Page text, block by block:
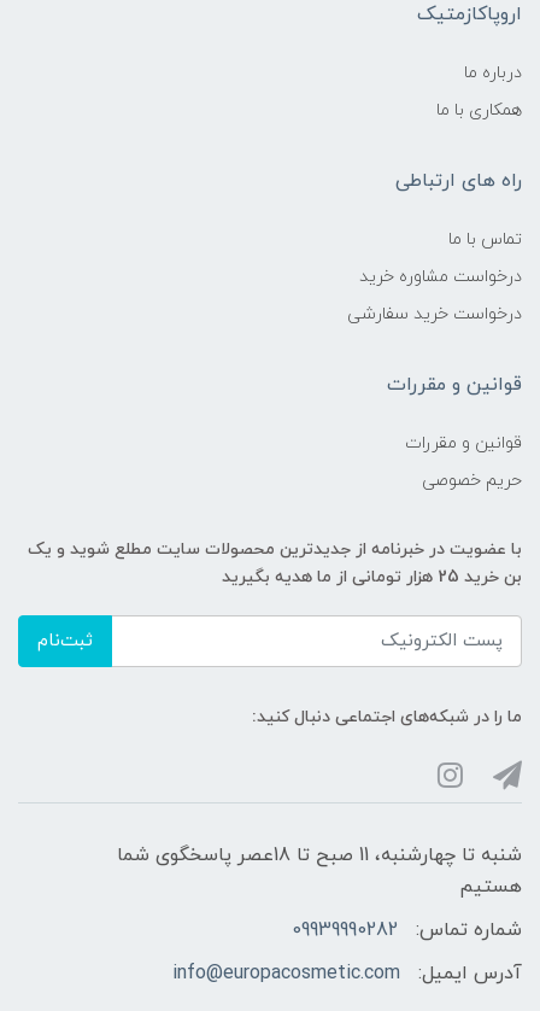
اروپاکازمتیک
درباره ما
همکاری با ما
راه های ارتباطی
تماس با ما
درخواست مشاوره خرید
درخواست خرید سفارشی
قوانین و مقررات
قوانین و مقررات
حریم خصوصی
با عضویت در خبرنامه از جدیدترین محصولات سایت مطلع شوید و یک
بن خرید 25 هزار تومانی از ما هدیه بگیرید
ثبت‌نام
ما را در شبکه‌های اجتماعی دنبال کنید:
شنبه تا چهارشنبه، 11 صبح تا 18عصر پاسخگوی شما
هستیم
شماره تماس:
09939990282
آدرس ایمیل:
info@europacosmetic.com